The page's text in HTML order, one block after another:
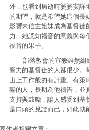
外，也看到病逝時婆婆安詳
的期望，就是希望她這個長
影響未信主姐妹成為基督徒
力，她認知福音的意義與每
福音的果子。
部落教會的宣教雖然組
響力的基督徒的人卻很少。
山上工作般的有計畫、有策
響的人，長期為他禱告，並
支持與鼓勵，讓人感受到基
是口頭的見證而已，如此就